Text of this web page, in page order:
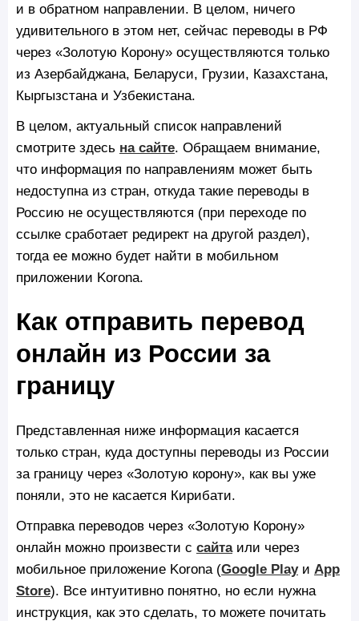
и в обратном направлении. В целом, ничего
удивительного в этом нет, сейчас переводы в РФ
через «Золотую Корону» осуществляются только
из Азербайджана, Беларуси, Грузии, Казахстана,
Кыргызстана и Узбекистана.
В целом, актуальный список направлений
смотрите здесь на сайте. Обращаем внимание,
что информация по направлениям может быть
недоступна из стран, откуда такие переводы в
Россию не осуществляются (при переходе по
ссылке сработает редирект на другой раздел),
тогда ее можно будет найти в мобильном
приложении Korona.
Как отправить перевод
онлайн из России за
границу
Представленная ниже информация касается
только стран, куда доступны переводы из России
за границу через «Золотую корону», как вы уже
поняли, это не касается Кирибати.
Отправка переводов через «Золотую Корону»
онлайн можно произвести c сайтаили через
мобильное приложение Korona (Google Playи App
Store). Все интуитивно понятно, но если нужна
инструкция, как это сделать, то можете почитать